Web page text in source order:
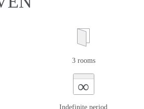
3 rooms
∞
Indefinite period